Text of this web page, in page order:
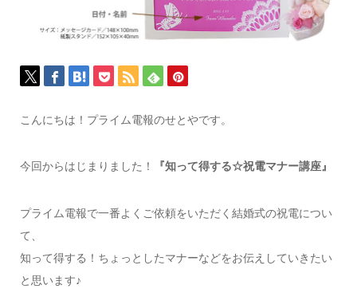
こんにちは！プライム電報のせとやです。
今回からはじまりました！ 『知って得する☆祝電マナー講座』
プライム電報で一番よくご依頼をいただく結婚式の祝電につい
て、
知って得する！ちょっとしたマナーなどをお伝えしていきたい
と思います♪